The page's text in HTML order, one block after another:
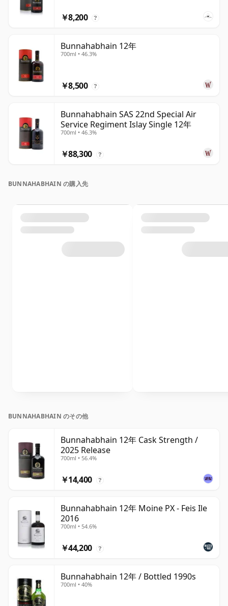
￥8,200 ?
Bunnahabhain 12年
700ml • 46.3%
￥8,500 ?
Bunnahabhain SAS 22nd Special Air
Service Regiment Islay Single 12年
700ml • 46.3%
￥88,300 ?
BUNNAHABHAIN の購入先
BUNNAHABHAIN のその他
Bunnahabhain 12年 Cask Strength /
2025 Release
700ml • 56.4%
￥14,400 ?
Bunnahabhain 12年 Moine PX - Feis Ile
2016
700ml • 54.6%
￥44,200 ?
Bunnahabhain 12年 / Bottled 1990s
700ml • 40%